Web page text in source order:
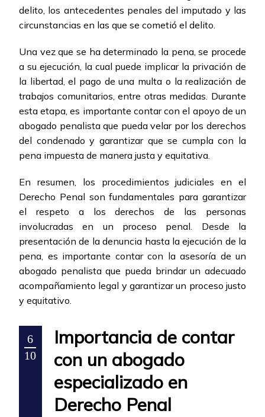
delito, los antecedentes penales del imputado y las
circunstancias en las que se cometió el delito.
Una vez que se ha determinado la pena, se procede
a su ejecución, la cual puede implicar la privación de
la libertad, el pago de una multa o la realización de
trabajos comunitarios, entre otras medidas. Durante
esta etapa, es importante contar con el apoyo de un
abogado penalista que pueda velar por los derechos
del condenado y garantizar que se cumpla con la
pena impuesta de manera justa y equitativa.
En resumen, los procedimientos judiciales en el
Derecho Penal son fundamentales para garantizar
el respeto a los derechos de las personas
involucradas en un proceso penal. Desde la
presentación de la denuncia hasta la ejecución de la
pena, es importante contar con la asesoría de un
abogado penalista que pueda brindar un adecuado
acompañamiento legal y garantizar un proceso justo
y equitativo.
6
10
Importancia de contar
con un abogado
especializado en
Derecho Penal